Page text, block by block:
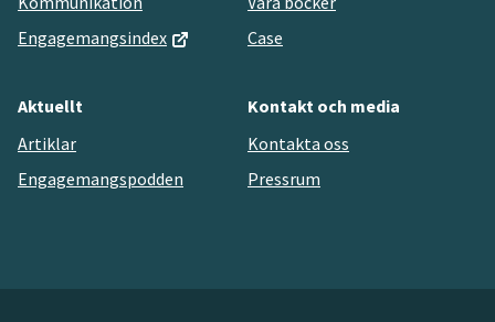
Engagemangsindex
Case
Aktuellt
Artiklar
Engagemangspodden
Kontakt och media
Kontakta oss
Pressrum